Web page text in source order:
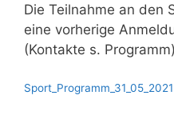
Die Teilnahme an den
eine vorherige
(Kontakte s.
Sport_Programm_31_05_2021